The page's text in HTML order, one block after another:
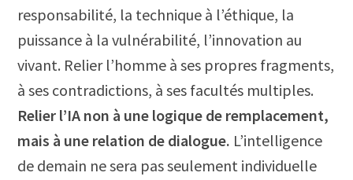
responsabilité, la technique à l’éthique, la
puissance à la vulnérabilité, l’innovation au
vivant. Relier l’homme à ses propres fragments,
à ses contradictions, à ses facultés multiples.
Relier l’IA non à une logique de remplacement,
mais à une relation de dialogue. L’intelligence
de demain ne sera pas seulement individuelle